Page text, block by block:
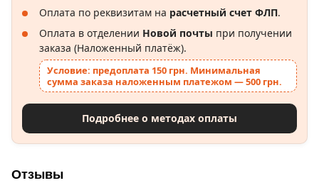
Оплата по реквизитам на расчетный счет ФЛП.
Оплата в отделении Новой почты при получении
заказа (Наложенный платёж).
Условие: предоплата 150 грн. Минимальная
сумма заказа наложенным платежом — 500 грн.
Подробнее о методах оплаты
Отзывы